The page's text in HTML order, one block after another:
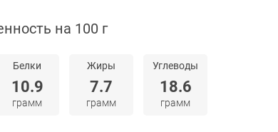
на 100 г
Белки
10.9
грамм
Жиры
7.7
грамм
Углеводы
18.6
грамм